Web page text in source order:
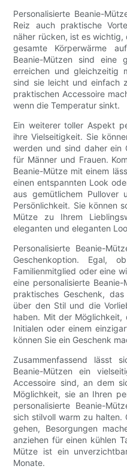
Personalisierte Beanie-
Reiz auch praktische
näher rücken, ist es
gesamte Körperwärme
Beanie-Mützen sind eine
erreichen und gleichzeitig
sind sie leicht und einfach
praktischen Accessoire
wenn die Temperatur sinkt.
Ein weiterer toller Aspekt
ihre Vielseitigkeit. Sie
werden und sind daher ein
für Männer und Frauen.
Beanie-Mütze mit einem
einen entspannten Look
aus gemütlichem Pullover
Persönlichkeit. Sie können
Mütze zu Ihrem
eleganten und eleganten
Personalisierte Beanie-
Geschenkoption. Egal,
Familienmitglied oder eine
eine personalisierte
praktisches Geschenk,
über den Stil und die
haben. Mit der Möglichkeit,
Initialen oder einem
können Sie ein Geschenk
Zusammenfassend lässt
Beanie-Mützen ein
Accessoire sind, an dem
Möglichkeit, sie an Ihren
personalisierte Beanie-
sich stilvoll warm zu halten.
gehen, Besorgungen
anziehen für einen kühlen
Mütze ist ein
Monate.